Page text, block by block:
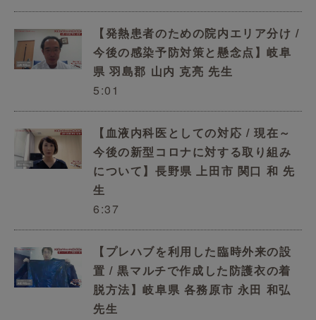
【発熱患者のための院内エリア分け /
今後の感染予防対策と懸念点】岐阜
県 羽島郡 山内 克亮 先生
5:01
【血液内科医としての対応 / 現在～
今後の新型コロナに対する取り組み
について】長野県 上田市 関口 和 先
生
6:37
【プレハブを利用した臨時外来の設
置 / 黒マルチで作成した防護衣の着
脱方法】岐阜県 各務原市 永田 和弘
先生